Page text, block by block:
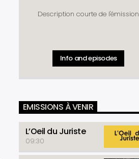
Description courte de l'émission
Info and episodes
EMISSIONS À VENIR
L’Oeil du Juriste
09:30